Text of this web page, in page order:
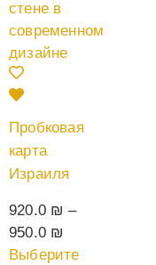
Пробковая
карта
Израиля
920.0 ₪ –
950.0 ₪
Выберите